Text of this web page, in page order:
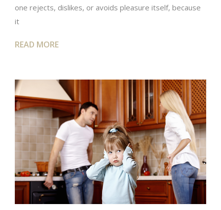
one rejects, dislikes, or avoids pleasure itself, because
it
READ MORE